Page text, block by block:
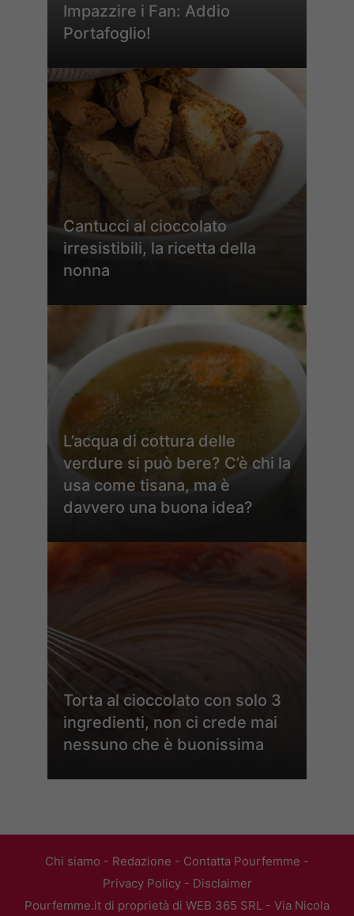
Impazzire i Fan: Addio
Portafoglio!
Cantucci al cioccolato
irresistibili, la ricetta della
nonna
L’acqua di cottura delle
verdure si può bere? C’è chi la
usa come tisana, ma è
davvero una buona idea?
Torta al cioccolato con solo 3
ingredienti, non ci crede mai
nessuno che è buonissima
Chi siamo - Redazione - Contatta Pourfemme -
Privacy Policy- Disclaimer
Pourfemme.it di proprietà di WEB 365 SRL - Via Nicola